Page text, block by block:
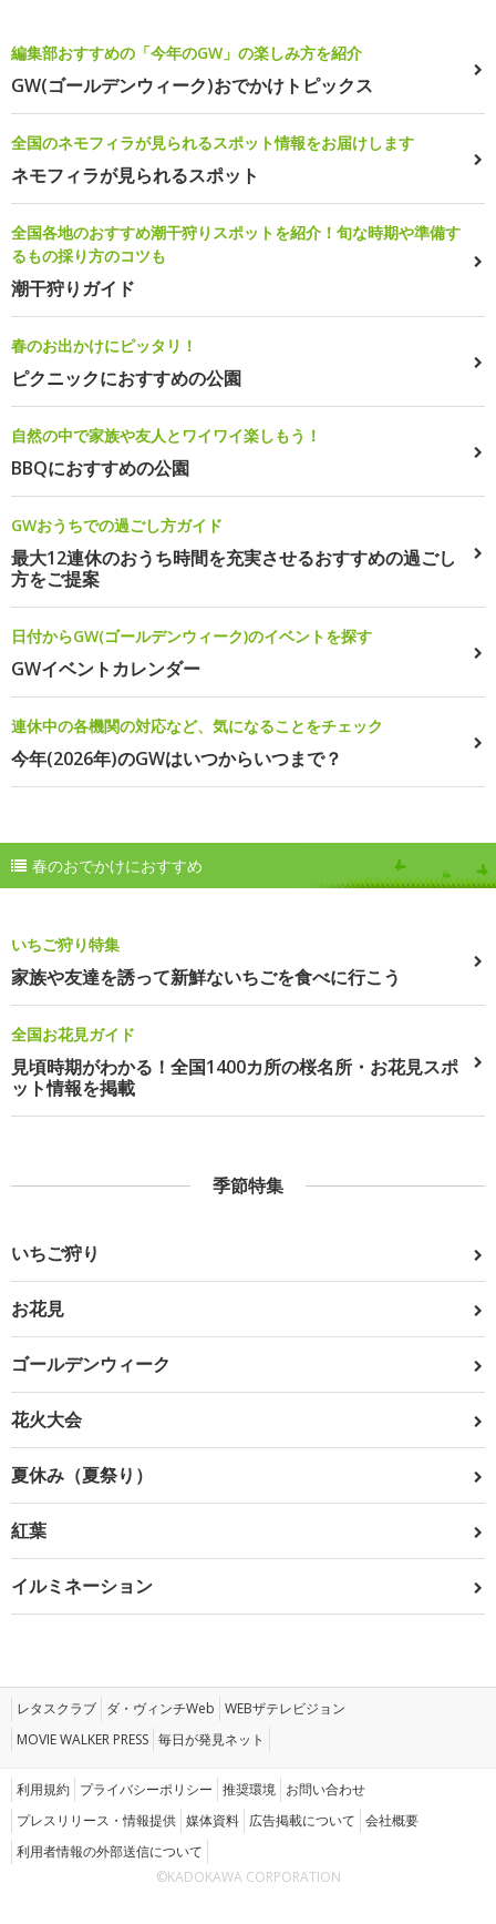
編集部おすすめの「今年のGW」の楽しみ方を紹介
GW(ゴールデンウィーク)おでかけトピックス
全国のネモフィラが見られるスポット情報をお届けします
ネモフィラが見られるスポット
全国各地のおすすめ潮干狩りスポットを紹介！旬な時期や準備す
るもの採り方のコツも
潮干狩りガイド
春のお出かけにピッタリ！
ピクニックにおすすめの公園
自然の中で家族や友人とワイワイ楽しもう！
BBQにおすすめの公園
GWおうちでの過ごし方ガイド
最大12連休のおうち時間を充実させるおすすめの過ごし
方をご提案
日付からGW(ゴールデンウィーク)のイベントを探す
GWイベントカレンダー
連休中の各機関の対応など、気になることをチェック
今年(2026年)のGWはいつからいつまで？
春のおでかけにおすすめ
いちご狩り特集
家族や友達を誘って新鮮ないちごを食べに行こう
全国お花見ガイド
見頃時期がわかる！全国1400カ所の桜名所・お花見スポ
ット情報を掲載
季節特集
いちご狩り
お花見
ゴールデンウィーク
花火大会
夏休み（夏祭り）
紅葉
イルミネーション
レタスクラブ ダ・ヴィンチWeb WEBザテレビジョン
MOVIE WALKER PRESS 毎日が発見ネット
利用規約 プライバシーポリシー 推奨環境 お問い合わせ
プレスリリース・情報提供 媒体資料 広告掲載について 会社概要
利用者情報の外部送信について
©KADOKAWA CORPORATION